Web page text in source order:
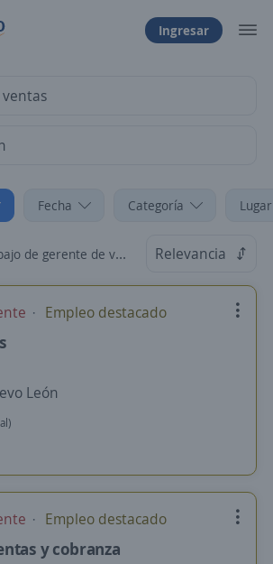
Ingresar
Fecha Categoría
de ventas en Nuevo León Relevancia
Empleo destacado
León
Empleo destacado
y cobranza